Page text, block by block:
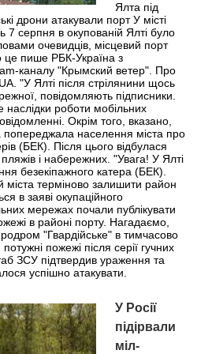
Ялта під
дрони атакували порт У місті
7 серпня в окупованій Ялті було
очевидців, місцевий порт
це пише РБК-Україна з
каналу "Крымский ветер". Про
"У Ялті після стрілянини щось
повідомляють підписники.
роботи мобільних
Окрім того, вказано,
населення міста про
(БЕК). Після цього відбулася
і набережних. "Увага! У Ялті
безекіпажного катера (БЕК).
міста терміново залишити район
в заяві окупаційного
мережах почали публікувати
в районі порту. Нагадаємо,
"Гвардійське" в тимчасово
пожежі після серії гучних
ЗСУ підтвердив ураження та
успішно атакувати.
У Росії
підірвали
міл-